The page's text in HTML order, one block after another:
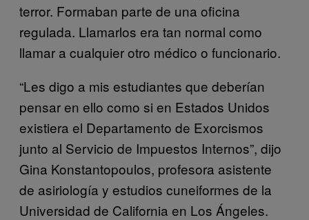
terror. Formaban parte de una oficina
regulada. Llamarlos era tan normal como
llamar a cualquier otro médico o funcionario.
“Les digo a mis estudiantes que deberían
pensar en ello como si en Estados Unidos
existiera el Departamento de Exorcismos
junto al Servicio de Impuestos Internos”, dijo
Gina Konstantopoulos, profesora asistente
de asiriología y estudios cuneiformes de la
Universidad de California en Los Ángeles.